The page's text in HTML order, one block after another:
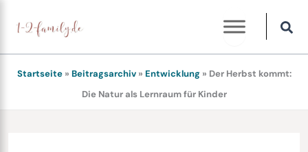
Inhalt
springen
Startseite» Beitragsarchiv» Entwicklung» Der Herbst kommt:
Die Natur als Lernraum für Kinder